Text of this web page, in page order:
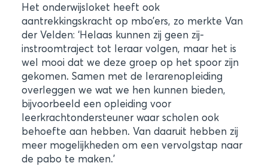
Het onderwijsloket heeft ook
aantrekkingskracht op mbo’ers, zo merkte Van
der Velden: ‘Helaas kunnen zij geen zij-
instroomtraject tot leraar volgen, maar het is
wel mooi dat we deze groep op het spoor zijn
gekomen. Samen met de lerarenopleiding
overleggen we wat we hen kunnen bieden,
bijvoorbeeld een opleiding voor
leerkrachtondersteuner waar scholen ook
behoefte aan hebben. Van daaruit hebben zij
meer mogelijkheden om een vervolgstap naar
de pabo te maken.’